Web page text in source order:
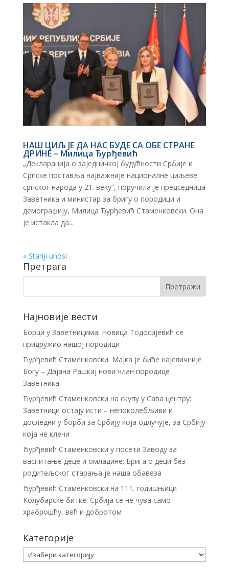
НАШ ЦИЉ ЈЕ ДА НАС БУДЕ СА ОБЕ СТРАНЕ
ДРИНЕ – Милица Ђурђевић
„Декларација о заједничкој будућности Србије и
Српске поставља најважније националне циљеве
српског народа у 21. веку“, поручила је председница
Заветника и министар за бригу о породици и
демографију, Милица Ђурђевић Стаменковски. Она
је истакла да...
« Stariji unosi
Претрага
Најновије вести
Борци у Заветницима: Новица Тодосијевић се
придружио нашој породици
Ђурђевић Стаменковски: Мајка је биће најсличније
Богу – Дајана Рашкај нови члан породице
Заветника
Ђурђевић Стаменковски на скупу у Сава центру:
Заветници остају исти – непоколебљиви и
доследни у борби за Србију која одлучује, за Србију
која не клечи
Ђурђевић Стаменковски у посети Заводу за
васпитање деце и омладине: Брига о деци без
родитељског старања је наша обавеза
Ђурђевић Стаменковски на 111. годишњици
Колубарске битке: Србија се не чува само
храброшћу, већ и добротом
Категорије
Категорије